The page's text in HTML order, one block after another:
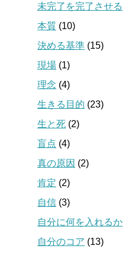
未完了を完了させる
本質 (10)
決める基準 (15)
現場 (1)
理念 (4)
生きる目的 (23)
生と死 (2)
盲点 (4)
真の原因 (2)
肯定 (2)
自信 (3)
自分に何を入れるか
自分のコア (13)